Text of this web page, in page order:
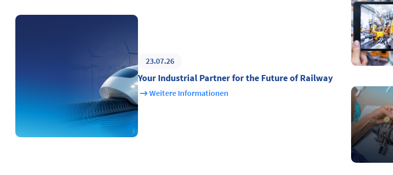
23.07.26
Your Industrial Partner for the Future of Railway
Weitere Informationen